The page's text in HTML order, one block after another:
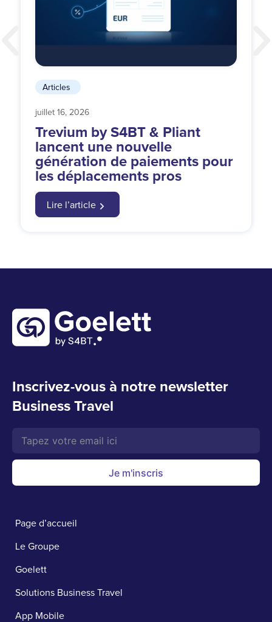
Articles
juillet 16, 2026
Trevium by S4BT & Pliant
lancent une nouvelle
génération de paiements pour
les déplacements pros
Lire l’article
Inscrivez-vous à notre newsletter
Business Travel
Je m'inscris
Page d’accueil
Le Groupe
Goelett
Solutions Business Travel
App Mobile